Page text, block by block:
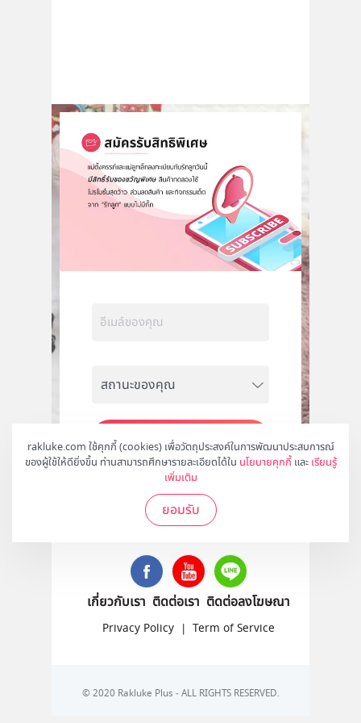
rakluke.com ใช้คุกกี้ (cookies) เพื่อวัตถุประสงค์ในการพัฒนาประสบการณ์
ของผู้ใช้ให้ดียิ่งขึ้น ท่านสามารถศึกษารายละเอียดได้ใน นโยบายคุกกี้ และ เรียนรู้
เพิ่มเติม
ยอมรับ
สมัคร
ติดตามเราได้ที่
เกี่ยวกับเรา ติดต่อเรา ติดต่อลงโฆษณา
Privacy Policy | Term of Service
© 2020 Rakluke Plus - ALL RIGHTS RESERVED.